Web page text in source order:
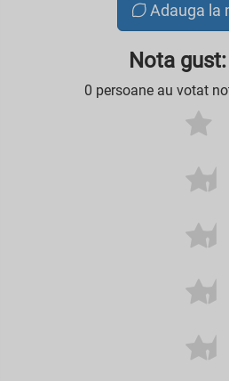
Adauga la
Nota
0 persoane au votat